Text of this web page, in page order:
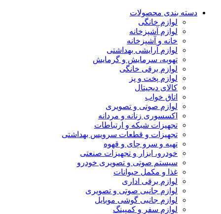
دسته بندی محصولات
لوازم خانگی
لوازم آشپزخانه
خانه و آشپزخانه
لوازم آرایشی بهداشتی
تهویه، سرمایش و گرمایش
لوازم برقی خانگی
لوازم پخت و پز
کالای دیجیتال
اتاق خواب
لوازم صوتی و تصویری
اکسسوری زنانه و مردانه
تجهیزات شبکه و ارتباطات
تجهیزات و قطعات سرویس بهداشتی
تهیه و سرو چای و قهوه
خودرو، ابزار و تجهیزات صنعتی
سیستم صوتی و تصویری خودرو
غذا و مکمل حیوانات
لوازم برقی اداری
لوازم جانبی صوتی و تصویری
لوازم جانبی گوشی موبایل
لوازم سفر و کمپینگ